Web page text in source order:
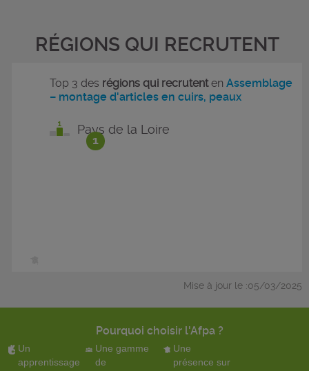
RÉGIONS QUI RECRUTENT
1
Top 3 des régions qui recrutentenAssemblage
– montage d'articles en cuirs, peaux
Pays de la Loire
Mise à jour le :05/03/2025
Pourquoi choisir l'Afpa ?
Un
apprentissage
Une gamme
de
Une
présence sur